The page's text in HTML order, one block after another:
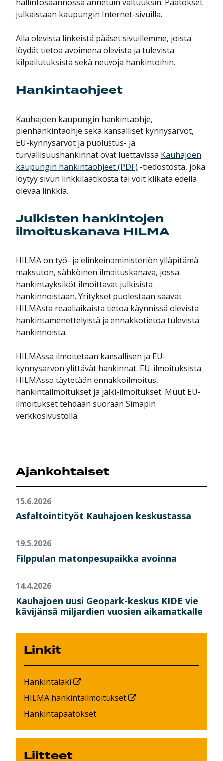
hallintosäännössä annetuin valtuuksin. Päätökset
julkaistaan kaupungin Internet-sivuilla.
Alla olevista linkeistä pääset sivuillemme, joista
löydät tietoa avoimena olevista ja tulevista
kilpailutuksista sekä neuvoja hankintoihin.
Hankintaohjeet
Kauhajoen kaupungin hankintaohje,
pienhankintaohje sekä kansalliset kynnysarvot,
EU-kynnysarvot ja puolustus- ja
turvallisuushankinnat ovat luettavissa Kauhajoen
kaupungin hankintaohjeet (PDF) -tiedostosta, joka
löytyy sivun linkkilaatikosta tai voit klikata edellä
olevaa linkkiä.
Julkisten hankintojen
ilmoituskanava HILMA
HILMA on työ- ja elinkeinoministeriön ylläpitämä
maksuton, sähköinen ilmoituskanava, jossa
hankintayksiköt ilmoittavat julkisista
hankinnoistaan. Yritykset puolestaan saavat
HILMAsta reaaliaikaista tietoa käynnissä olevista
hankintamenettelyistä ja ennakkotietoa tulevista
hankinnoista.
HILMAssa ilmoitetaan kansallisen ja EU-
kynnysarvon ylittävät hankinnat. EU-ilmoituksista
HILMAssa täytetään ennakkoilmoitus,
hankintailmoitukset ja jälki-ilmoitukset. Muut EU-
ilmoitukset tehdään suoraan Simapin
verkkosivustolla.
Ajankohtaiset
15.6.2026
Asfaltointityöt Kauhajoen keskustassa
19.5.2026
Filppulan matonpesupaikka avoinna
14.4.2026
Kauhajoen uusi Geopark-keskus KIDE vie
kävijänsä miljardien vuosien aikamatkalle
Linkit
Hankintalaki
HILMA hankintailmoitukset
Hankintapäätökset
Liitteet